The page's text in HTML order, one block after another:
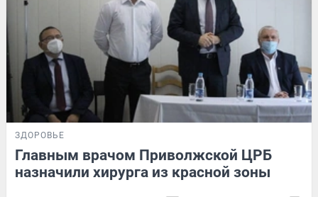
ЗДОРОВЬЕ
Главным врачом Приволжской ЦРБ
назначили хирурга из красной зоны